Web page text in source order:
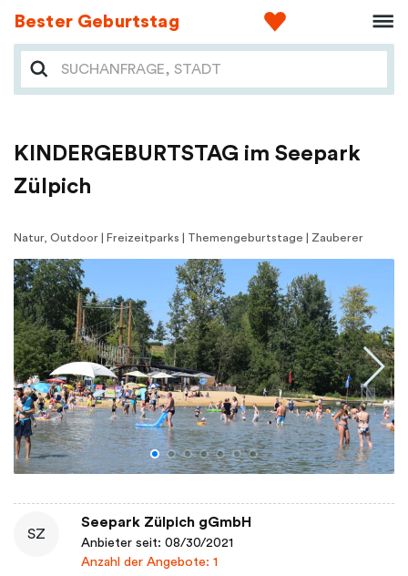
Bester Geburtstag
KINDERGEBURTSTAG im Seepark
Zülpich
Natur, Outdoor | Freizeitparks | Themengeburtstage | Zauberer
SZ
Seepark Zülpich gGmbH
Anbieter seit: 08/30/2021
Anzahl der Angebote: 1